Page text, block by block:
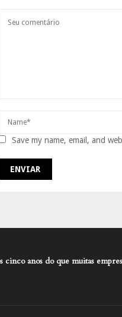
Save my name, email, and
anos do que muitas